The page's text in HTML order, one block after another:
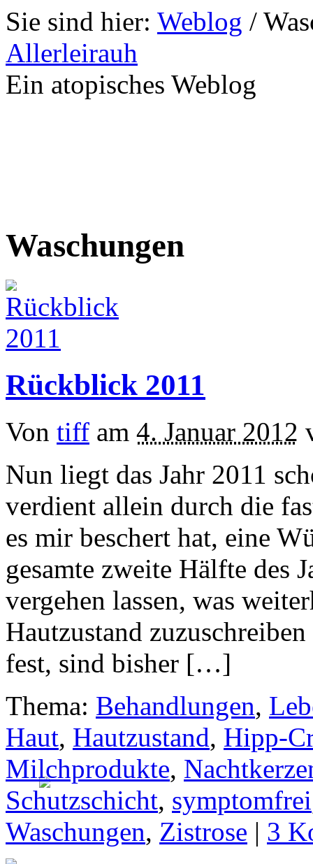
Sie sind hier: Weblog /
Allerleirauh
Ein atopisches Weblog
Waschungen
Rückblick 2011
Von tiff am 4. Januar 2012
Nun liegt das Jahr 2011
verdient allein durch die
es mir beschert hat, eine
gesamte zweite Hälfte des
vergehen lassen, was
Hautzustand
fest, sind bisher […]
Thema: Behandlungen,
Haut, Hautzustand, Hipp-
Milchprodukte,
Schutzschicht, symptomfrei
Waschungen, Zistrose | 3